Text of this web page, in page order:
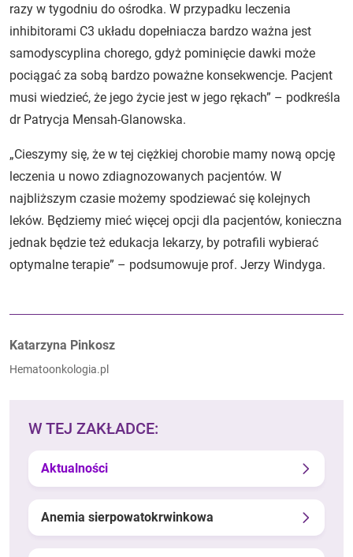
razy w tygodniu do ośrodka. W przypadku leczenia
inhibitorami C3 układu dopełniacza bardzo ważna jest
samodyscyplina chorego, gdyż pominięcie dawki może
pociągać za sobą bardzo poważne konsekwencje. Pacjent
musi wiedzieć, że jego życie jest w jego rękach” – podkreśla
dr Patrycja Mensah-Glanowska.
„Cieszymy się, że w tej ciężkiej chorobie mamy nową opcję
leczenia u nowo zdiagnozowanych pacjentów. W
najbliższym czasie możemy spodziewać się kolejnych
leków. Będziemy mieć więcej opcji dla pacjentów, konieczna
jednak będzie też edukacja lekarzy, by potrafili wybierać
optymalne terapie” – podsumowuje prof. Jerzy Windyga.
Autorzy:
Katarzyna Pinkosz
Hematoonkologia.pl
W TEJ ZAKŁADCE:
Aktualności
Anemia sierpowatokrwinkowa